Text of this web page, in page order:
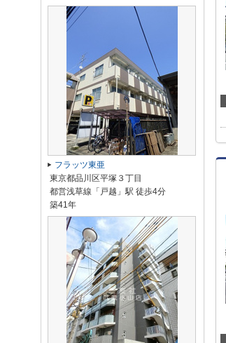
フラッツ東亜
東京都品川区平塚３丁目
都営浅草線「戸越」駅 徒歩4分
築41年